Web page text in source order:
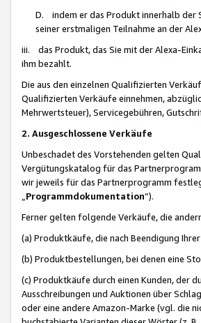
D. indem er das Produkt innerhalb der
seiner erstmaligen Teilnahme an der
iii. das Produkt, das Sie mit der Alexa-
ihm bezahlt.
Die aus den einzelnen Qualifizierten
Qualifizierten Verkäufe einnehmen,
Mehrwertsteuer), Servicegebühren,
2. Ausgeschlossene Verkäufe
Unbeschadet des Vorstehenden gelten
Vergütungskatalog für das
wir jeweils für das Partnerprogramm
Programmdokumentation“).
Ferner gelten folgende Verkäufe, die
(a) Produktkäufe, die nach Beendigung Ihrer
(b) Produktbestellungen, bei denen eine
(c) Produktkäufe durch einen Kunden, der
Ausschreibungen und Auktionen über
oder eine andere Amazon-Marke (vgl. die